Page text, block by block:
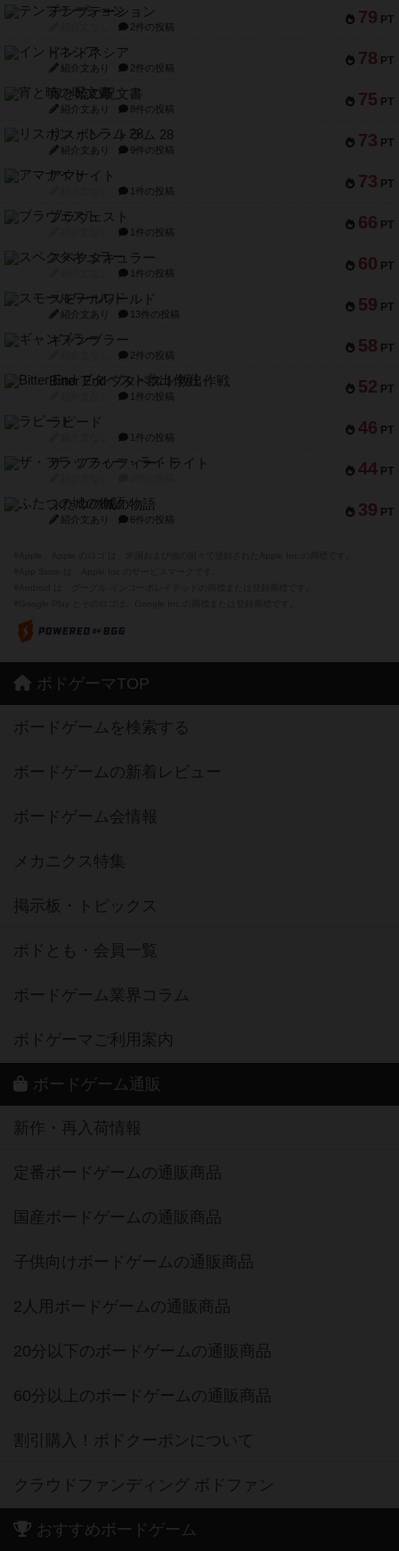
79 PT
テンプテーション
2件の投稿
78 PT
インドネシア
紹介文あり 2件の投稿
75 PT
宵と暁の呪文書
紹介文あり 8件の投稿
73 PT
リスボン・トラム 28
紹介文あり 9件の投稿
73 PT
アマナイト
1件の投稿
66 PT
ブラヴェスト
1件の投稿
60 PT
スペクタキュラー
1件の投稿
59 PT
スモールワールド
紹介文あり 13件の投稿
58 PT
ギャンブラー
2件の投稿
52 PT
Bitter End ブタペスト救出作戦
1件の投稿
46 PT
ラピード
1件の投稿
44 PT
ザ・フラッフィー・ライト
39 PT
ふたつの城の物語
紹介文あり 6件の投稿
ボドゲーマTOP
ボードゲームを検索する
ボードゲームの新着レビュー
ボードゲーム会情報
メカニクス特集
掲示板・トピックス
ボドとも・会員一覧
ボードゲーム業界コラム
ボドゲーマご利用案内
ボードゲーム通販
新作・再入荷情報
定番ボードゲームの通販商品
国産ボードゲームの通販商品
子供向けボードゲームの通販商品
2人用ボードゲームの通販商品
20分以下のボードゲームの通販商品
60分以上のボードゲームの通販商品
割引購入！ボドクーポンについて
クラウドファンディング ボドファン
おすすめボードゲーム